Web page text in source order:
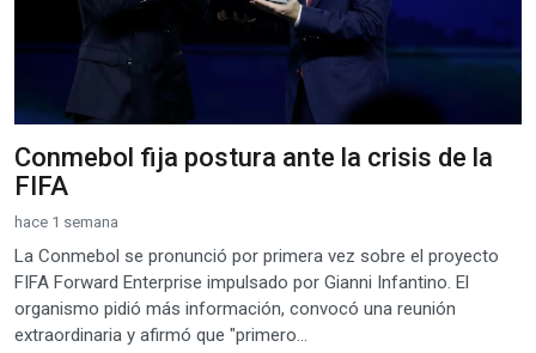
Conmebol fija postura ante la crisis de la
FIFA
hace 1 semana
La Conmebol se pronunció por primera vez sobre el proyecto
FIFA Forward Enterprise impulsado por Gianni Infantino. El
organismo pidió más información, convocó una reunión
extraordinaria y afirmó que "primero...